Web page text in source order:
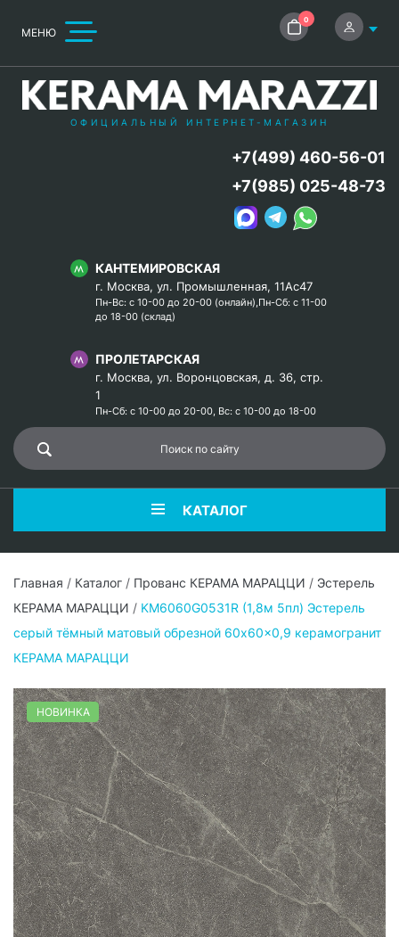
МЕНЮ
0
ОФИЦИАЛЬНЫЙ ИНТЕРНЕТ-МАГАЗИН
КАНТЕМИРОВСКАЯ
г. Москва, ул. Промышленная, 11Ас47
Пн-Вс: с 10-00 до 20-00 (онлайн),Пн-Сб: с 11-00
до 18-00 (склад)
ПРОЛЕТАРСКАЯ
г. Москва, ул. Воронцовская, д. 36, стр.
1
Пн-Сб: с 10-00 до 20-00, Вс: с 10-00 до 18-00
+7(499) 460-56-01
+7(985) 025-48-73
КАТАЛОГ
Главная / Каталог / Прованс КЕРАМА МАРАЦЦИ / Эстерель
КЕРАМА МАРАЦЦИ / KM6060G0531R (1,8м 5пл) Эстерель
серый тёмный матовый обрезной 60x60x0,9 керамогранит
КЕРАМА МАРАЦЦИ
НОВИНКА